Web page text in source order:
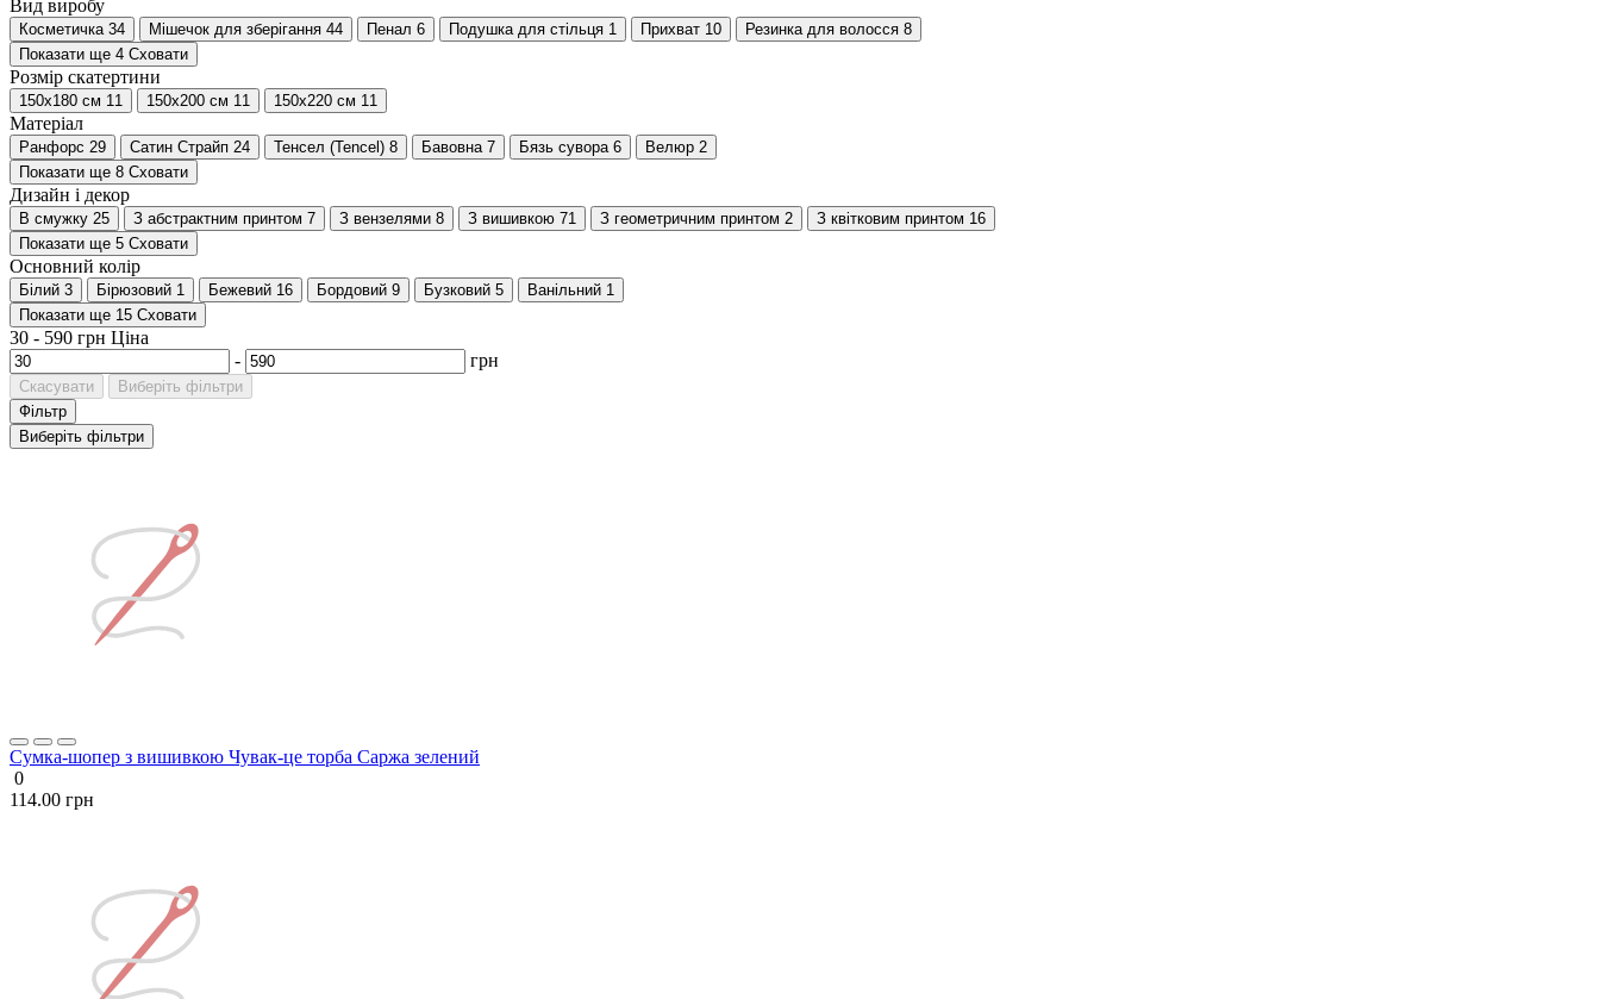
Вид виробу
Косметичка 34 Мішечок для зберігання 44 Пенал 6 Подушка для стільця 1 Прихват 10 Резинка для волосся 8
Показати ще 4 Сховати
Розмір скатертини
150х180 см 11 150х200 см 11 150х220 см 11
Матеріал
Ранфорс 29 Сатин Страйп 24 Тенсел (Tencel) 8 Бавовна 7 Бязь сувора 6 Велюр 2
Показати ще 8 Сховати
Дизайн і декор
В смужку 25 З абстрактним принтом 7 З вензелями 8 З вишивкою 71 З геометричним принтом 2 З квітковим принтом 16
Показати ще 5 Сховати
Основний колір
Білий 3 Бірюзовий 1 Бежевий 16 Бордовий 9 Бузковий 5 Ванільний 1
Показати ще 15 Сховати
30 - 590 грн Ціна
-
грн
Скасувати
Виберіть фільтри
Фільтр
Виберіть фільтри
Сумка-шопер з вишивкою Чувак-це торба Саржа зелений
0
114.00 грн